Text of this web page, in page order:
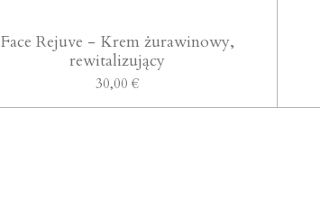
Face Rejuve - Krem żurawinowy,
rewitalizujący
30,00 €